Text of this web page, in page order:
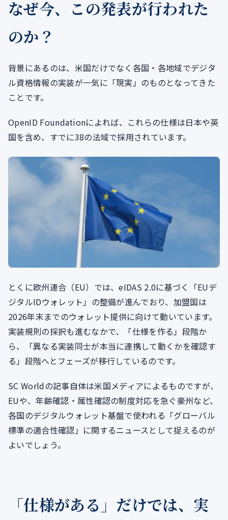
なぜ今、この発表が行われた
のか？
背景にあるのは、米国だけでなく各国・各地域でデジタ
ル資格情報の実装が一気に「現実」のものとなってきた
ことです。
OpenID Foundationによれば、これらの仕様は日本や英
国を含め、すでに38の法域で採用されています。
とくに欧州連合（EU）では、eIDAS 2.0に基づく「EUデ
ジタルIDウォレット」の整備が進んでおり、加盟国は
2026年末までのウォレット提供に向けて動いています。
実装規則の採択も進むなかで、「仕様を作る」段階か
ら、「異なる実装同士が本当に連携して動くかを確認す
る」段階へとフェーズが移行しているのです。
SC Worldの記事自体は米国メディアによるものですが、
EUや、年齢確認・属性確認の制度対応を急ぐ豪州など、
各国のデジタルウォレット基盤で使われる「グローバル
標準の適合性確認」に関するニュースとして捉えるのが
よいでしょう。
「仕様がある」だけでは、実